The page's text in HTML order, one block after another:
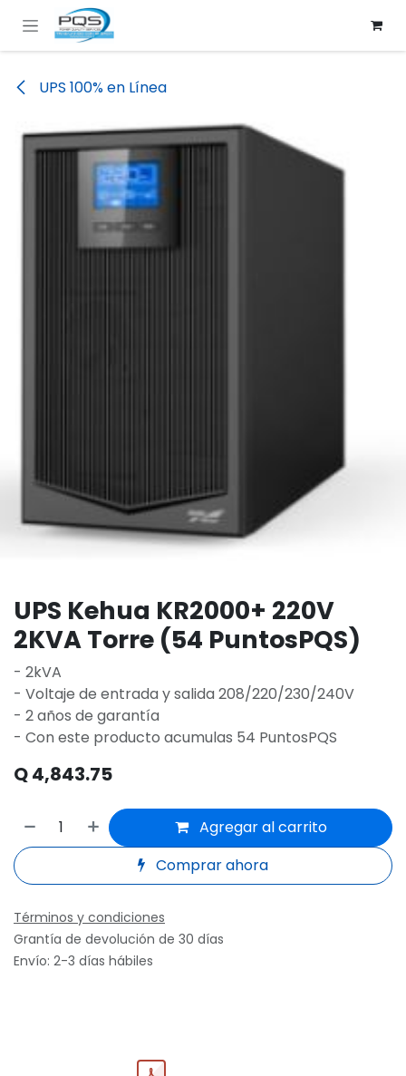
Ir al contenido
UPS 100% en Línea
UPS Kehua KR2000+ 220V
2KVA Torre (54 PuntosPQS)
- 2kVA
- Voltaje de entrada y salida 208/220/230/240V
- 2 años de garantía
- Con este producto acumulas 54 PuntosPQS
Q4,843.75
Agregar al carrito
Comprar ahora
Términos y condiciones
Grantía de devolución de 30 días
Envío: 2-3 días hábiles